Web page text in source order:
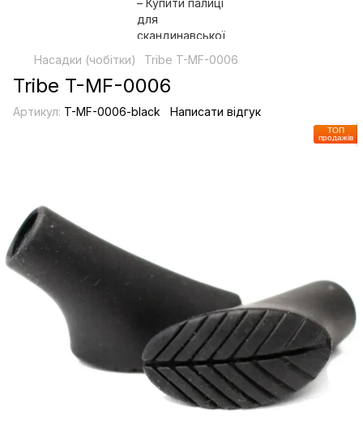
Насадки (чобітки) Tribe T-MF-0006
Tribe T-MF-0006
Артикул: T-MF-0006-black Написати відгук
ТОП
продажів